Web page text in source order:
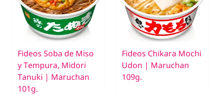
Fideos Soba de Miso
y Tempura, Midori
Tanuki | Maruchan
101g.
Fideos Chikara Mochi
Udon | Maruchan
109g.